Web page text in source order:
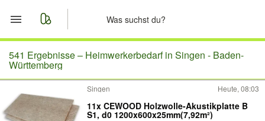
Start
Merkliste
Nachrichten
541 Ergebnisse – Heimwerkerbedarf in Singen - Baden-
Württemberg
Singen Heute, 08:03
11x CEWOOD Holzwolle-Akustikplatte B
S1, d0 1200x600x25mm(7,92m²)